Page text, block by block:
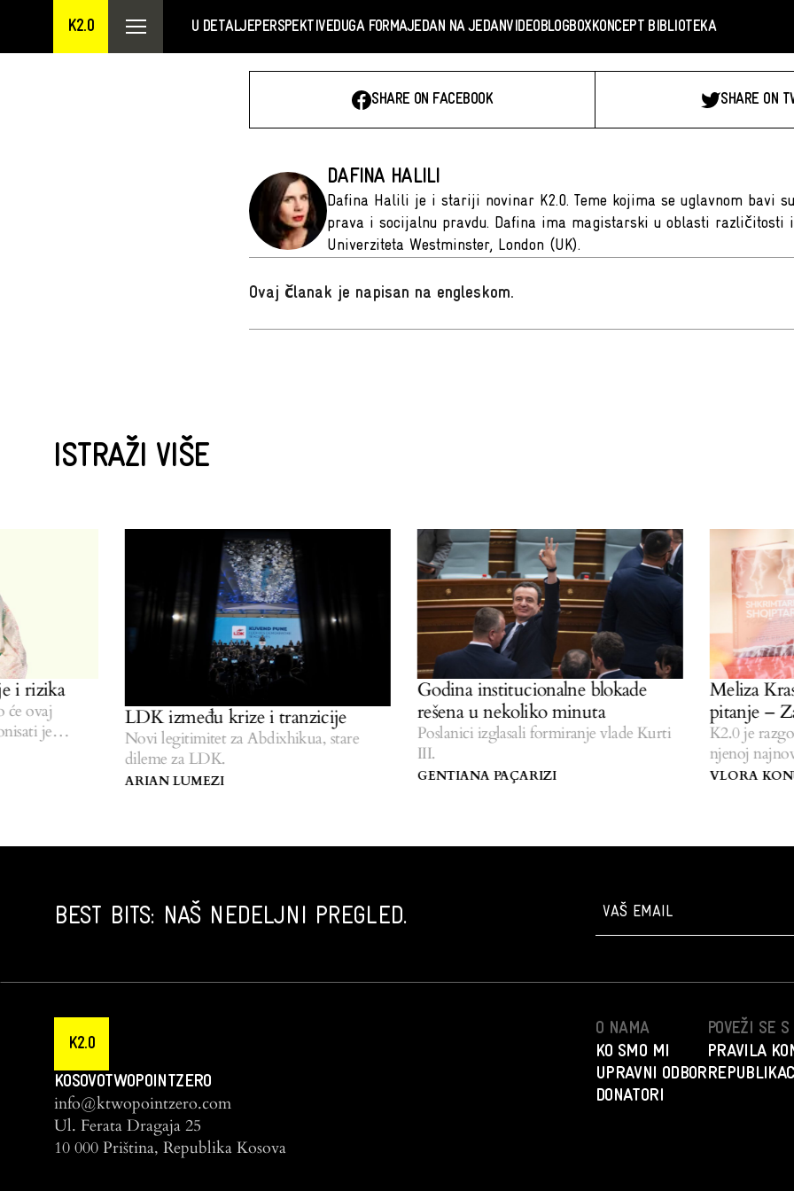
K2.0 U DETALJEPERSPEKTIVEDUGA FORMAJEDAN NA JEDANVIDEOBLOGBOXKONCEPT BIBLIOTEKA
SHARE ON FACEBOOK SHARE ON
DAFINA HALILI
Dafina Halili je i stariji novinar K2.0. Teme kojima se uglavnom bavi
prava i socijalnu pravdu. Dafina ima magistarski u oblasti različitosti
Univerziteta Westminster, London (UK).
Ovaj članak je napisan na engleskom.
ISTRAŽI VIŠE
ovaj
je
LDK između krize i tranzicije
Novi legitimitet za Abdixhikua, stare
dileme za LDK.
ARIAN LUMEZI
Godina institucionalne blokade
rešena u nekoliko minuta
Poslanici izglasali formiranje vlade Kurti
GENTIANA PAÇARIZI
Meliza
pitanje –
K2.0 je
njenoj
albanske
VLORA
BEST BITS: NAŠ NEDELJNI PREGLED.
K2.0
KOSOVOTWOPOINTZERO
info@ktwopointzero.com
Ul. Ferata Dragaja 25
10 000 Priština, Republika Kosova
O NAMA
KO SMO MI
UPRAVNI ODBOR
DONATORI
POVEŽI SE
PRAVILA